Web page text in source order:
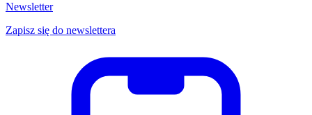
Newsletter
Zapisz się do newslettera